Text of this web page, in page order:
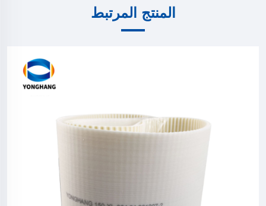
المنتج المرتبط